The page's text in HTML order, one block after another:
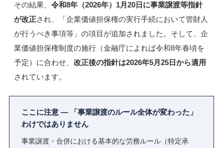
その結果、 令和8年（2026年）1月20日に事業譲渡等指針
が改正され、「企業価値担保権の実行手続において管財人
が行うべき事項等」の項目が追加されました。そして、企
業価値担保権制度の施行（金融庁によれば令和8年春頃を
予定）に合わせ、 改正後の指針は2026年5月25日から適用
されています。
ここに注意 ― 「事業譲渡のルール全体が変わった」
わけではありません
事業譲渡・合併における基本的な労務ルール（特定承